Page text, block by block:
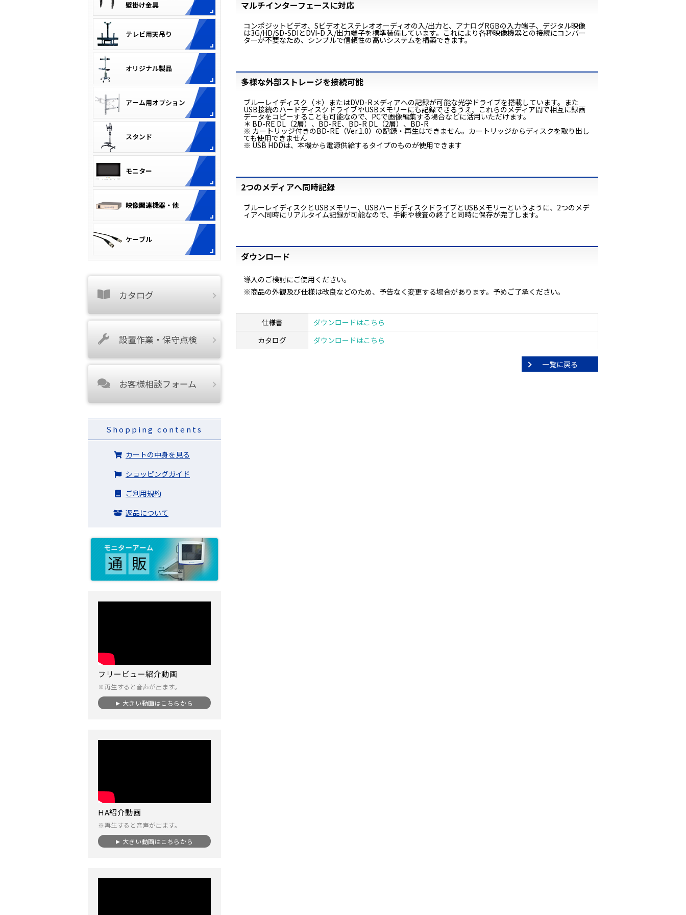
マルチインターフェースに対応
コンポジットビデオ、Sビデオとステレオオーディオの入/出力と、アナログRGBの入力端子、デジタル映像
は3G/HD/SD-SDIとDVI-D 入/出力端子を標準装備しています。これにより各種映像機器との接続にコンバー
ターが不要なため、シンプルで信頼性の高いシステムを構築できます。
多様な外部ストレージを接続可能
ブルーレイディスク（＊）またはDVD-Rメディアへの記録が可能な光学ドライブを搭載しています。また
USB接続のハードディスクドライブやUSBメモリーにも記録できるうえ、これらのメディア間で相互に録画
データをコピーすることも可能なので、PCで画像編集する場合などに活用いただけます。
＊ BD-RE DL（2層）、BD-RE、BD-R DL（2層）、BD-R
※ カートリッジ付きのBD-RE（Ver.1.0）の記録・再生はできません。カートリッジからディスクを取り出し
ても使用できません
※ USB HDDは、本機から電源供給するタイプのものが使用できます
2つのメディアへ同時記録
ブルーレイディスクとUSBメモリー、USBハードディスクドライブとUSBメモリーというように、2つのメデ
ィアへ同時にリアルタイム記録が可能なので、手術や検査の終了と同時に保存が完了します。
ダウンロード
導入のご検討にご使用ください。
※商品の外観及び仕様は改良などのため、予告なく変更する場合があります。予めご了承ください。
仕様書
ダウンロードはこちら
カタログ
ダウンロードはこちら
一覧に戻る
カタログ
設置作業・保守点検
お客様相談フォーム
Shopping contents
カートの中身を見る
ショッピングガイド
ご利用規約
返品について
フリービュー紹介動画
※再生すると音声が出ます。
大きい動画はこちらから
HA紹介動画
※再生すると音声が出ます。
大きい動画はこちらから